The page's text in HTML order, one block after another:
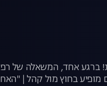
ברגע אחד, המשאלה של
בחוץ מול קהל | "האח